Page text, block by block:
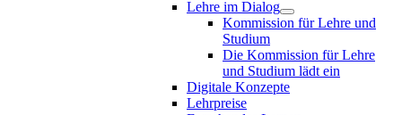
Lehre im Dialog
Kommission für Lehre und
Studium
Die Kommission für Lehre
und Studium lädt ein
Digitale Konzepte
Lehrpreise